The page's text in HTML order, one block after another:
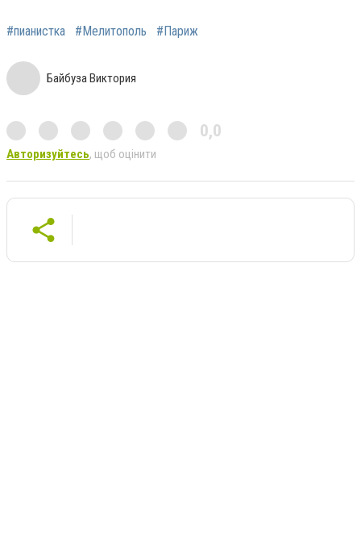
#пианистка #Мелитополь #Париж
Байбуза Виктория
0,0
Авторизуйтесь, щоб оцінити